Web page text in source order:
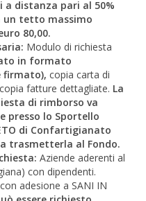
a distanza pari al 50%
un tetto massimo
80,00.
Modulo di richiesta
in formato
firmato), copia carta di
fatture dettagliate. La
di rimborso va
presso lo Sportello
di Confartigianato
trasmetterla al Fondo.
Aziende aderenti al
con dipendenti.
adesione a SANI IN